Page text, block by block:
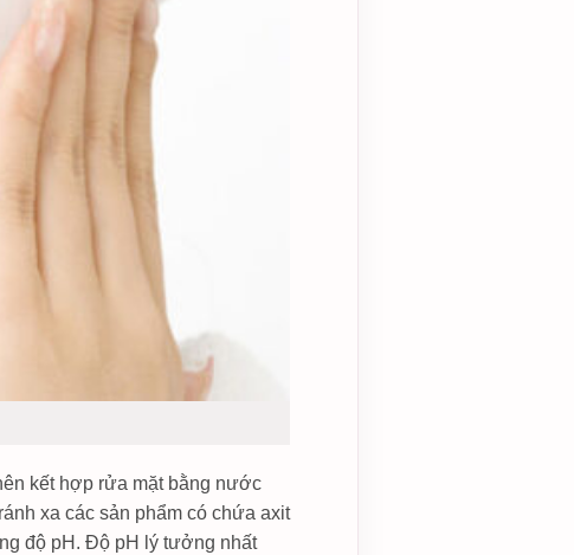
kết hợp rửa mặt bằng nước
xa các sản phẩm có chứa axit
độ pH. Độ pH lý tưởng nhất